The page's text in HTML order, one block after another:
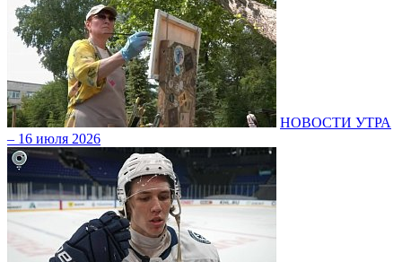
НОВОСТИ УТРА
– 16 июля 2026